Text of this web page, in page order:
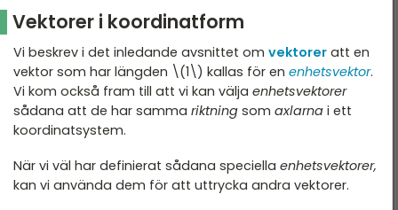
Vektorer i koordinatform
Vi beskrev i det inledande avsnittet om vektorer att en
vektor som har längden \(1\) kallas för en enhetsvektor.
Vi kom också fram till att vi kan välja enhetsvektorer
sådana att de har samma riktning som axlarna i ett
koordinatsystem.
När vi väl har definierat sådana speciella enhetsvektorer,
kan vi använda dem för att uttrycka andra vektorer.